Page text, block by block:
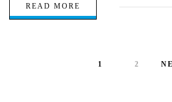
READ MORE
1 2